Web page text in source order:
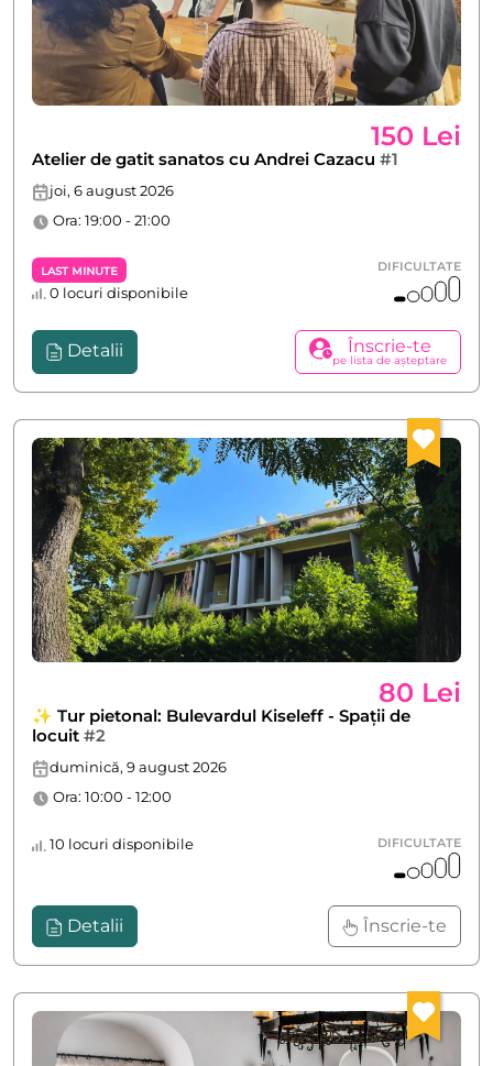
150 Lei
Atelier de gatit sanatos cu Andrei Cazacu #1
joi, 6 august 2026
Ora: 19:00 - 21:00
Last Minute
0 locuri disponibile
DIFICULTATE
Detalii Înscrie-te
pe lista de așteptare
80 Lei
✨ Tur pietonal: Bulevardul Kiseleff - Spații de
locuit #2
duminică, 9 august 2026
Ora: 10:00 - 12:00
10 locuri disponibile DIFICULTATE
Detalii Înscrie-te